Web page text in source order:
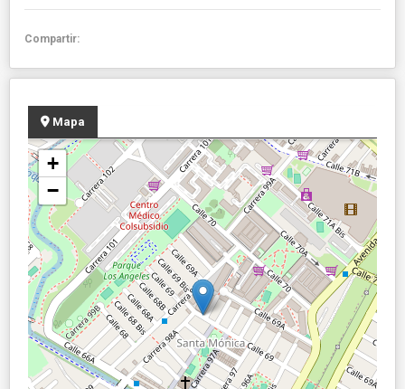
Compartir:
Mapa
+
−